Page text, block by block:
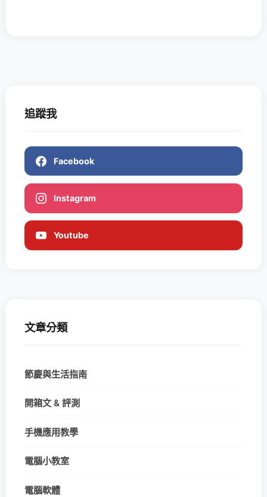
追蹤我
Facebook
Instagram
Youtube
文章分類
節慶與生活指南
開箱文 & 評測
手機應用教學
電腦小教室
電腦軟體